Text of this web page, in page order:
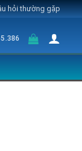
hỏi thường gặp